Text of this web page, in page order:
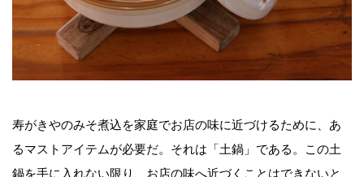
寿がきやのみそ煮込を家庭でお店の味に近づけるために、あ
るマストアイテムが必要だ。それは「土鍋」である。この土
鍋を手に入れない限り、お店の味へ近づくことはできないと